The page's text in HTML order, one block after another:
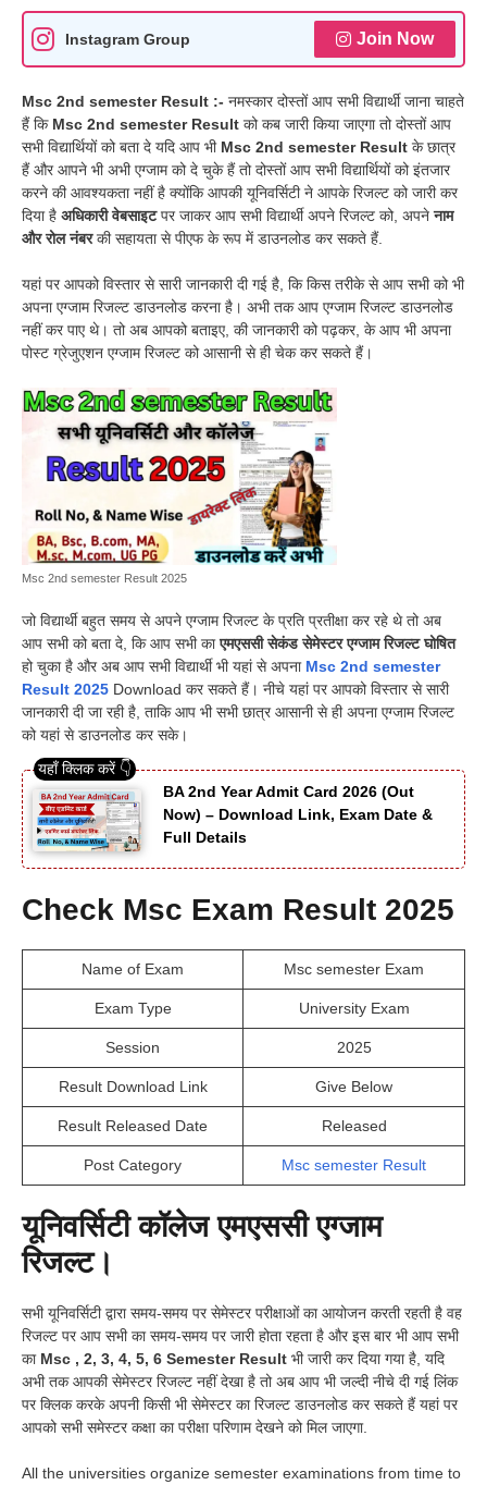
Instagram Group Join Now
Msc 2nd semester Result :- नमस्कार दोस्तों आप सभी विद्यार्थी जाना चाहते
हैं कि Msc 2nd semester Result को कब जारी किया जाएगा तो दोस्तों आप
सभी विद्यार्थियों को बता दे यदि आप भी Msc 2nd semester Result के छात्र
हैं और आपने भी अभी एग्जाम को दे चुके हैं तो दोस्तों आप सभी विद्यार्थियों को इंतजार
करने की आवश्यकता नहीं है क्योंकि आपकी यूनिवर्सिटी ने आपके रिजल्ट को जारी कर
दिया है अधिकारी वेबसाइटपर जाकर आप सभी विद्यार्थी अपने रिजल्ट को, अपनेनाम
और रोल नंबरकी सहायता से पीएफ के रूप में डाउनलोड कर सकते हैं.
यहां पर आपको विस्तार से सारी जानकारी दी गई है, कि किस तरीके से आप सभी को भी
अपना एग्जाम रिजल्ट डाउनलोड करना है। अभी तक आप एग्जाम रिजल्ट डाउनलोड
नहीं कर पाए थे। तो अब आपको बताइए, की जानकारी को पढ़कर, के आप भी अपना
पोस्ट ग्रेजुएशन एग्जाम रिजल्ट को आसानी से ही चेक कर सकते हैं।
Msc 2nd semester Result 2025
जो विद्यार्थी बहुत समय से अपने एग्जाम रिजल्ट के प्रति प्रतीक्षा कर रहे थे तो अब
आप सभी को बता दे, कि आप सभी काएमएससी सेकंड सेमेस्टर एग्जाम रिजल्ट घोषित
हो चुका है और अब आप सभी विद्यार्थी भी यहां से अपना Msc 2nd semester
Result 2025 Download कर सकते हैं। नीचे यहां पर आपको विस्तार से सारी
जानकारी दी जा रही है, ताकि आप भी सभी छात्र आसानी से ही अपना एग्जाम रिजल्ट
को यहां से डाउनलोड कर सके।
BA 2nd Year Admit Card 2026 (Out
Now) – Download Link, Exam Date &
Full Details
Check Msc Exam Result 2025
Name of Exam Msc semester Exam
Exam Type University Exam
Session 2025
Result Download Link Give Below
Result Released Date Released
Post Category Msc semester Result
यूनिवर्सिटी कॉलेज एमएससी एग्जाम
रिजल्ट।
सभी यूनिवर्सिटी द्वारा समय-समय पर सेमेस्टर परीक्षाओं का आयोजन करती रहती है वह
रिजल्ट पर आप सभी का समय-समय पर जारी होता रहता है और इस बार भी आप सभी
का Msc , 2, 3, 4, 5, 6 Semester Result भी जारी कर दिया गया है, यदि
अभी तक आपकी सेमेस्टर रिजल्ट नहीं देखा है तो अब आप भी जल्दी नीचे दी गई लिंक
पर क्लिक करके अपनी किसी भी सेमेस्टर का रिजल्ट डाउनलोड कर सकते हैं यहां पर
आपको सभी समेस्टर कक्षा का परीक्षा परिणाम देखने को मिल जाएगा.
All the universities organize semester examinations from time to